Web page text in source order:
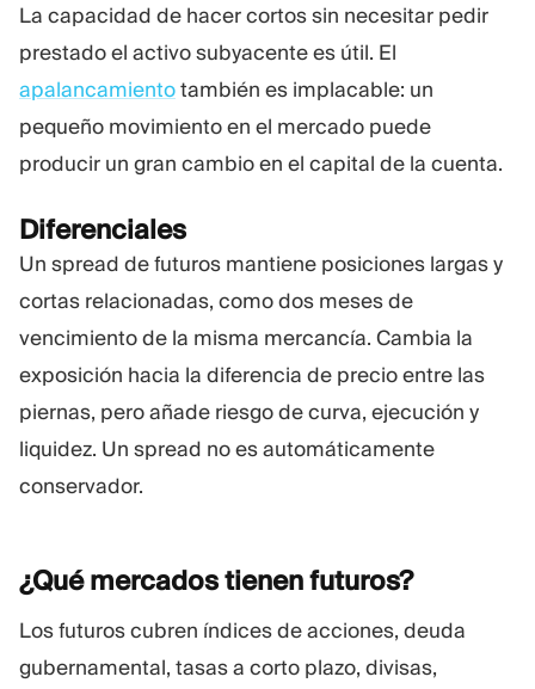
La capacidad de hacer cortos sin necesitar pedir
prestado el activo subyacente es útil. El
apalancamientotambién es implacable: un
pequeño movimiento en el mercado puede
producir un gran cambio en el capital de la cuenta.
Diferenciales
Un spread de futuros mantiene posiciones largas y
cortas relacionadas, como dos meses de
vencimiento de la misma mercancía. Cambia la
exposición hacia la diferencia de precio entre las
piernas, pero añade riesgo de curva, ejecución y
liquidez. Un spread no es automáticamente
conservador.
¿Qué mercados tienenfuturos?
Los futuros cubren índices de acciones, deuda
gubernamental, tasas a corto plazo, divisas,